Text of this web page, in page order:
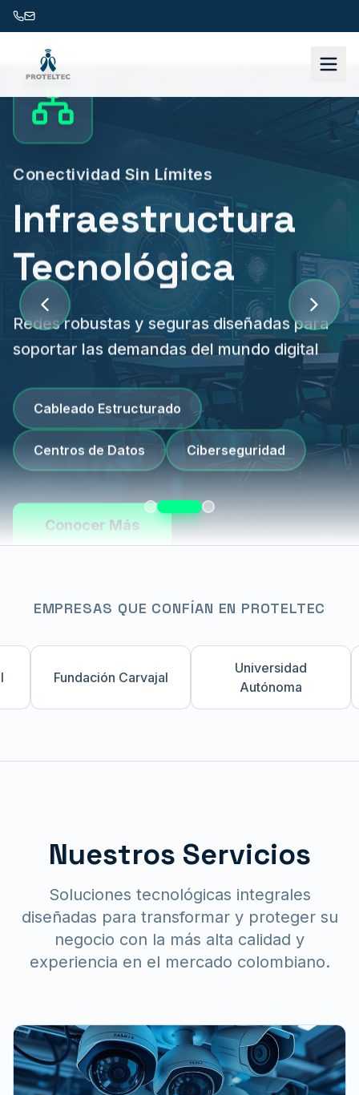
Conectividad Sin Límites
Infraestructura
Tecnológica
Redes robustas y seguras diseñadas para
soportar las demandas del mundo digital
Cableado Estructurado
Centros de Datos Ciberseguridad
Conocer Más
EMPRESAS QUE CONFÍAN EN PROTELTEC
Fundación Carvajal
Universidad
Autónoma
Nuestros Servicios
Soluciones tecnológicas integrales
diseñadas para transformar y proteger su
negocio con la más alta calidad y
experiencia en el mercado colombiano.